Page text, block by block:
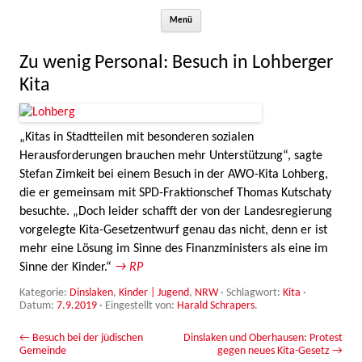
Menü
Zu wenig Personal: Besuch in Lohberger
Kita
„Kitas in Stadtteilen mit besonderen sozialen
Herausforderungen brauchen mehr Unterstützung“, sagte
Stefan Zimkeit bei einem Besuch in der AWO-Kita Lohberg,
die er gemeinsam mit SPD-Fraktionschef Thomas Kutschaty
besuchte. „Doch leider schafft der von der Landesregierung
vorgelegte Kita-Gesetzentwurf genau das nicht, denn er ist
mehr eine Lösung im Sinne des Finanzministers als eine im
Sinne der Kinder.“ → RP
Kategorie: Dinslaken, Kinder | Jugend, NRW· Schlagwort: Kita ·
Datum: 7.9.2019 · Eingestellt von: Harald Schrapers.
Beitrags-Navigation
← Besuch bei der jüdischen
Gemeinde
Dinslaken und Oberhausen: Protest
gegen neues Kita-Gesetz →